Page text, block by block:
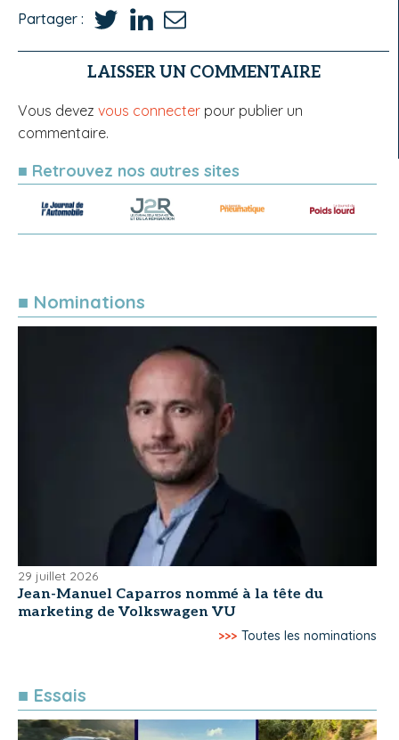
Partager :
LAISSER UN COMMENTAIRE
Vous devez vous connecter pour publier un
commentaire.
■ Retrouvez nos autres sites
■ Nominations
29 juillet 2026
Jean-Manuel Caparros nommé à la tête du
marketing de Volkswagen VU
>>> Toutes les nominations
■ Essais